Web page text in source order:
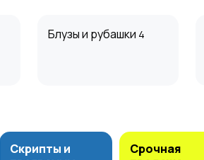
Блузы и рубашки 4
Скрипты и
Срочная